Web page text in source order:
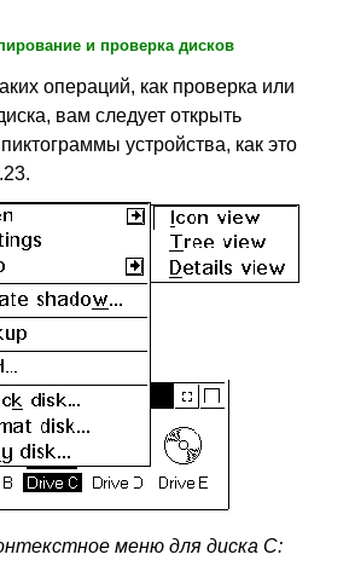
и проверка дисков
операций, как проверка или
вам следует открыть
устройства, как это
меню для диска C: